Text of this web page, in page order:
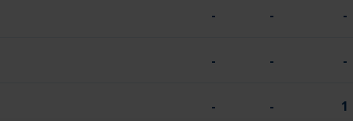
- - -
- - -
- - 1